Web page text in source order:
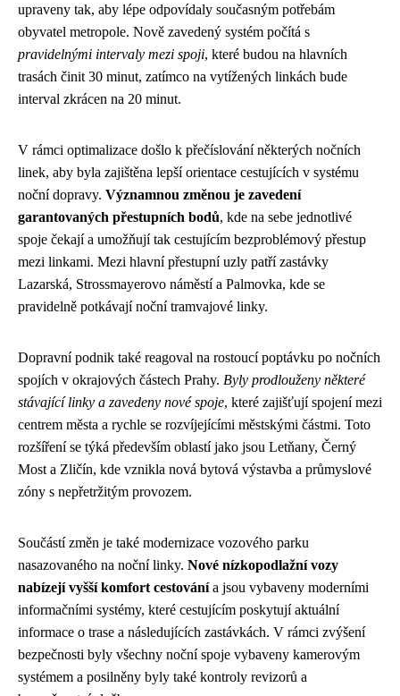
upraveny tak, aby lépe odpovídaly současným potřebám
obyvatel metropole. Nově zavedený systém počítá s
pravidelnými intervaly mezi spoji, které budou na hlavních
trasách činit 30 minut, zatímco na vytížených linkách bude
interval zkrácen na 20 minut.
V rámci optimalizace došlo k přečíslování některých nočních
linek, aby byla zajištěna lepší orientace cestujících v systému
noční dopravy. Významnou změnou je zavedení
garantovaných přestupních bodů, kde na sebe jednotlivé
spoje čekají a umožňují tak cestujícím bezproblémový přestup
mezi linkami. Mezi hlavní přestupní uzly patří zastávky
Lazarská, Strossmayerovo náměstí a Palmovka, kde se
pravidelně potkávají noční tramvajové linky.
Dopravní podnik také reagoval na rostoucí poptávku po nočních
spojích v okrajových částech Prahy. Byly prodlouženy některé
stávající linky a zavedeny nové spoje, které zajišťují spojení mezi
centrem města a rychle se rozvíjejícími městskými částmi. Toto
rozšíření se týká především oblastí jako jsou Letňany, Černý
Most a Zličín, kde vznikla nová bytová výstavba a průmyslové
zóny s nepřetržitým provozem.
Součástí změn je také modernizace vozového parku
nasazovaného na noční linky. Nové nízkopodlažní vozy
nabízejí vyšší komfort cestovánía jsou vybaveny moderními
informačními systémy, které cestujícím poskytují aktuální
informace o trase a následujících zastávkách. V rámci zvýšení
bezpečnosti byly všechny noční spoje vybaveny kamerovým
systémem a posilněny byly také kontroly revizorů a